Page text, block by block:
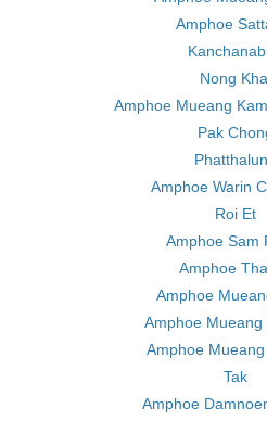
Amphoe
Nong
Amphoe Mueang
Pak
Amphoe Warin
Roi Et
Amphoe Sam
Amphoe
Amphoe
Amphoe Mueang
Amphoe
Tak
Amphoe